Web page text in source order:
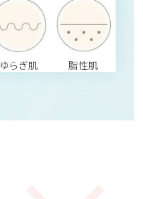
ゆらぎ肌 脂性肌